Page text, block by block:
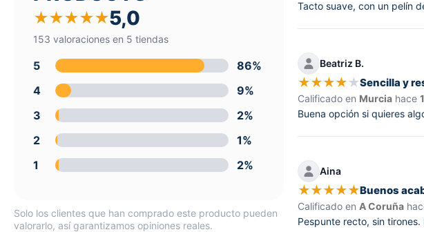
★★★★★5,0
153 valoraciones en 5 tiendas
5
86%
4
9%
3
2%
2
1%
1
2%
Solo los clientes que han comprado este producto pueden
valorarlo, así garantizamos opiniones reales.
Tacto suave, con un pelín
Beatriz B.
★★★★★Sencilla y
Calificado en Murcia hace
Buena opción si quieres
Aina
★★★★★Buenos
Calificado en A Coruña
Pespunte recto, sin